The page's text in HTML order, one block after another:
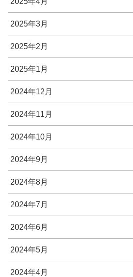
2025年3月
2025年2月
2025年1月
2024年12月
2024年11月
2024年10月
2024年9月
2024年8月
2024年7月
2024年6月
2024年5月
2024年4月